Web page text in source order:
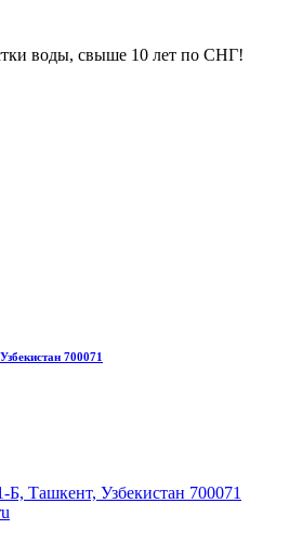
воды, свыше 10 лет по СНГ!
700071
Ташкент, Узбекистан 700071